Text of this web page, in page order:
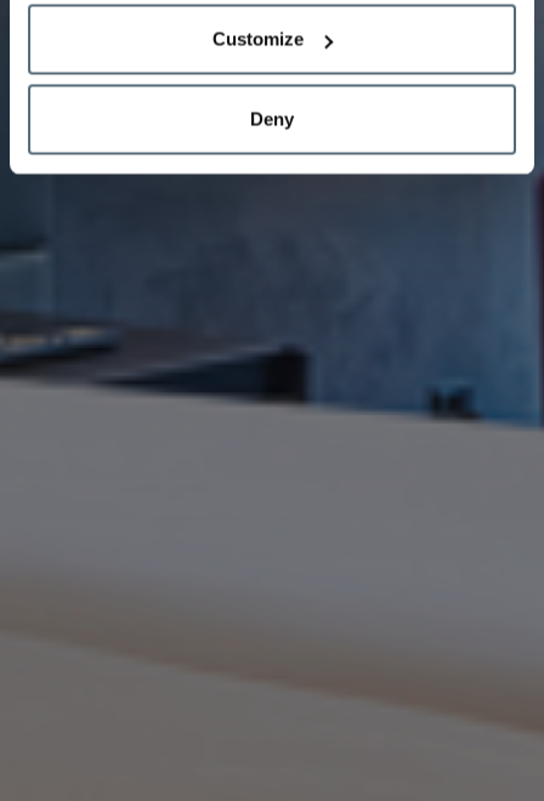
Customize
Deny